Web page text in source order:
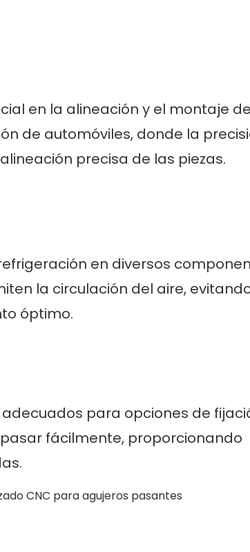
en la alineación y el montaje de
de automóviles, donde la
precisa de las piezas.
en diversos
la circulación del aire,
óptimo.
para opciones de
fácilmente, proporcionando